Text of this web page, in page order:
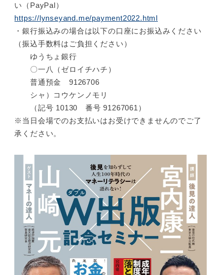
い（PayPal）
https://lynseyand.me/payment2022.html
・銀行振込みの場合は以下の口座にお振込みください
（振込手数料はご負担ください）
ゆうちょ銀行
〇一八（ゼロイチハチ）
普通預金 9126706
シャ）コウケンノモリ
（記号 10130 番号 91267061）
※当日会場でのお支払いはお受けできませんのでご了
承ください。